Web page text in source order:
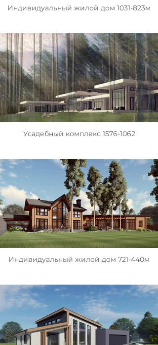
Индивидуальный жилой дом 1031-823м
Усадебный комплекс 1576-1062
Индивидуальный жилой дом 721-440м